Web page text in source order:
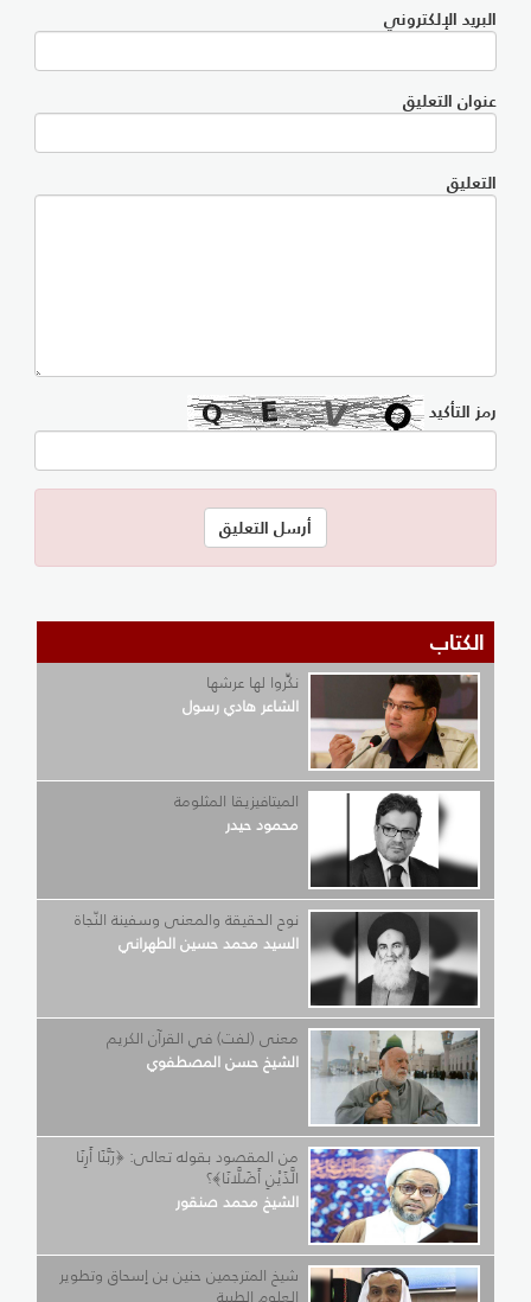
البريد الإلكتروني
عنوان التعليق
التعليق
رمز التأكيد
الكتاب
نكِّروا لها عرشها
الشاعر هادي رسول
الميتافيزيقا المثلومة
محمود حيدر
نوح الحقيقة والمعنى وسفينة النّجاة
السيد محمد حسين الطهراني
معنى (لفت) في القرآن الكريم
الشيخ حسن المصطفوي
من المقصود بقوله تعالى: ﴿رَبَّنَا أَرِنَا
الَّذَيْنِ أَضَلَّانَا﴾؟
الشيخ محمد صنقور
شيخ المترجمين حنين بن إسحاق وتطوير
العلوم الطبية